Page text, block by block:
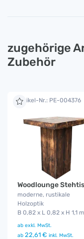
zugehörige
Zubehör
Artikel-Nr.: PE-004376
moderne, rustikale
Holzoptik
B 0,82 x L 0,82 x H 1,1 m
ab exkl. MwSt.
ab 22,61 € inkl. MwSt.